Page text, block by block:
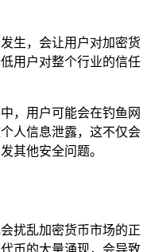
生，会让用户对加密货
用户对整个行业的信任
，用户可能会在钓鱼网
人信息泄露，这不仅会
其他安全问题。
扰乱加密货币市场的正